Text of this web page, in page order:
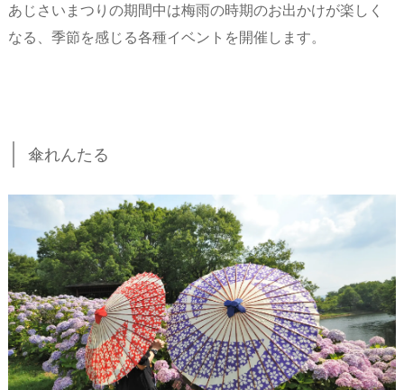
あじさいまつりの期間中は梅雨の時期のお出かけが楽しく
なる、季節を感じる各種イベントを開催します。
傘れんたる